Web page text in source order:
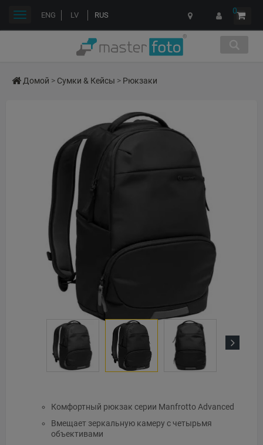
ENG LV RUS 0
Переключить
Домой > Сумки & Кейсы > Рюкзаки
Комфортный рюкзак серии Manfrotto Advanced
Вмещает зеркальную камеру с четырьмя
объективами